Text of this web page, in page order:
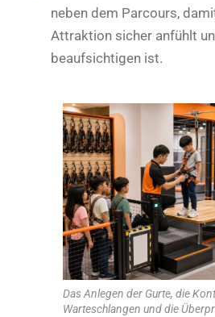
neben dem Parcours,
Attraktion sicher anfühlt
beaufsichtigen ist.
Das Anlegen der Gurte, die
Warteschlangen und die